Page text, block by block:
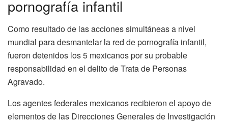
pornografía infantil
Como resultado de las acciones simultáneas a nivel
mundial para desmantelar la red de pornografía infantil,
fueron detenidos los 5 mexicanos por su probable
responsabilidad en el delito de Trata de Personas
Agravado.
Los agentes federales mexicanos recibieron el apoyo de
elementos de las Direcciones Generales de Investigación